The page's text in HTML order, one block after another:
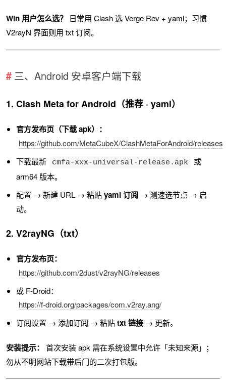
Win 用户怎么选？
日常用 Clash 选 Verge Rev + yaml；习惯
V2rayN 界面则用 txt 订阅。
三、Android 安卓客户端下载
1. Clash Meta for Android（推荐 · yaml）
官方发布页（下载 apk）：
https://github.com/MetaCubeX/ClashMetaForAndroid/releases
下载最新
cmfa-xxx-universal-release.apk
或
arm64 版本。
配置 → 新建 URL → 粘贴yaml 订阅→ 测速选节点 → 启
动。
2. V2rayNG（txt）
官方发布页：
https://github.com/2dust/v2rayNG/releases
或 F-Droid：
https://f-droid.org/packages/com.v2ray.ang/
订阅设置 → 添加订阅 → 粘贴txt 链接→ 更新。
安装提示：
首次安装 apk 需在系统设置中允许「未知来源」；
勿从不明网站下载带后门的二次打包版。